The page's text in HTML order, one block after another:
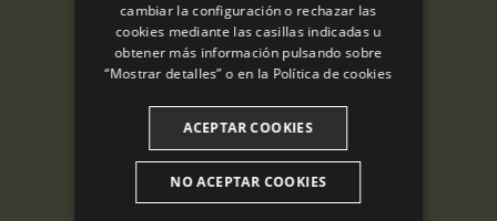
FRENCH
CATALAN
cambiar la configuración o rechazar las
cookies mediante las casillas indicadas u
obtener más información pulsando sobre
“Mostrar detalles” o en la Política de cookies
ACEPTAR COOKIES
NO ACEPTAR COOKIES